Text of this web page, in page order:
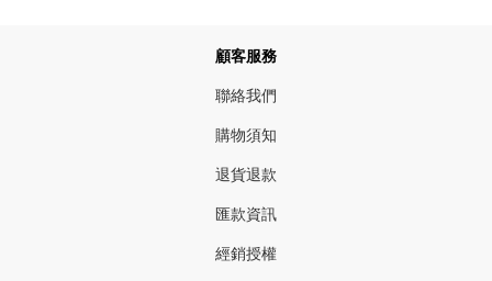
顧客服務
聯絡我們
購物須知
退貨退款
匯款資訊
經銷授權